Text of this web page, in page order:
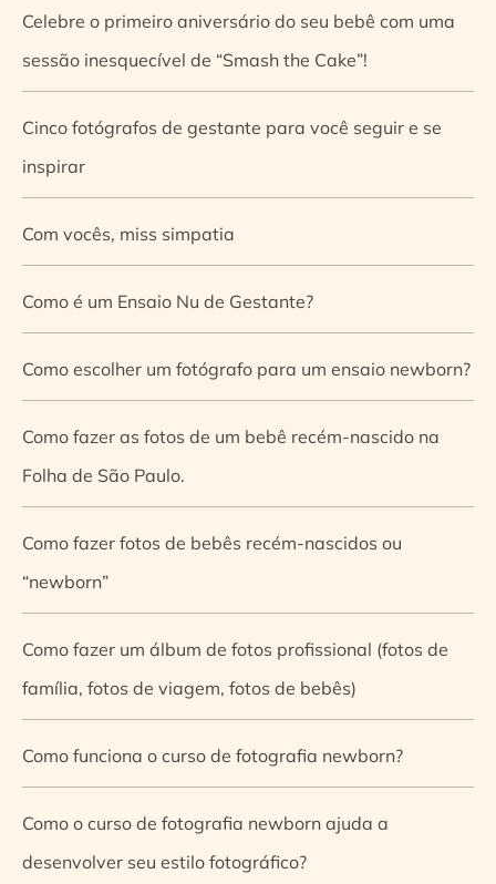
Celebre o primeiro aniversário do seu bebê com uma
sessão inesquecível de “Smash the Cake”!
Cinco fotógrafos de gestante para você seguir e se
inspirar
Com vocês, miss simpatia
Como é um Ensaio Nu de Gestante?
Como escolher um fotógrafo para um ensaio newborn?
Como fazer as fotos de um bebê recém-nascido na
Folha de São Paulo.
Como fazer fotos de bebês recém-nascidos ou
“newborn”
Como fazer um álbum de fotos profissional (fotos de
família, fotos de viagem, fotos de bebês)
Como funciona o curso de fotografia newborn?
Como o curso de fotografia newborn ajuda a
desenvolver seu estilo fotográfico?